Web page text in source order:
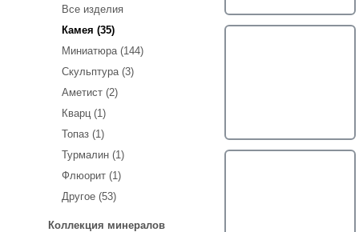
Все изделия
Камея (35)
Миниатюра (144)
Скульптура (3)
Аметист (2)
Кварц (1)
Топаз (1)
Турмалин (1)
Флюорит (1)
Другое (53)
Коллекция минералов